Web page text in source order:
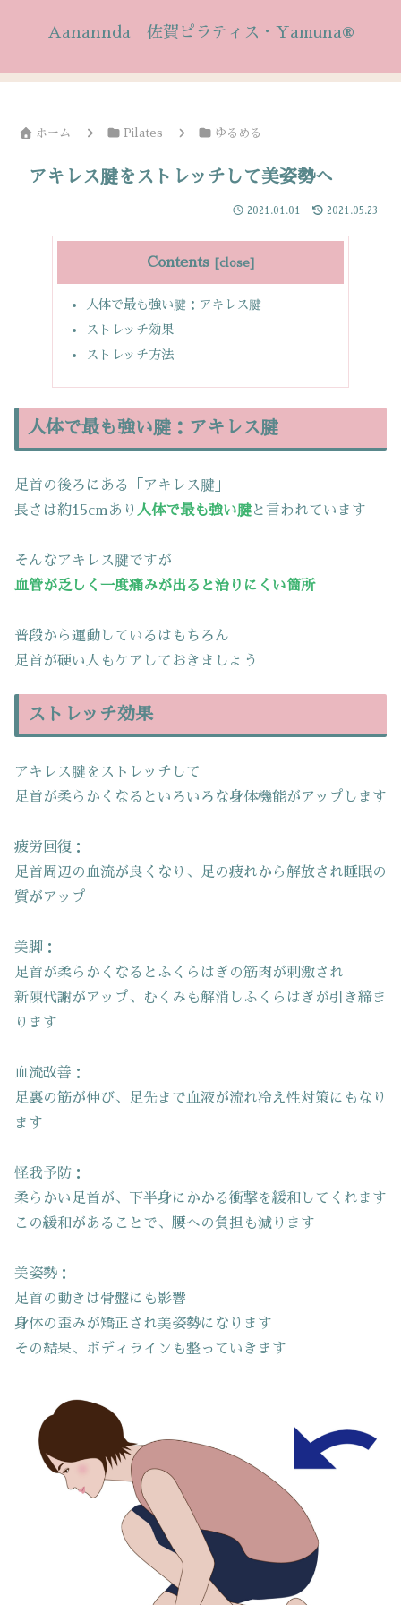
Aanannda 佐賀ピラティス・Yamuna®
ホーム Pilates ゆるめる
アキレス腱をストレッチして美姿勢へ
2021.01.01 2021.05.23
Contents
人体で最も強い腱：アキレス腱
ストレッチ効果
ストレッチ方法
人体で最も強い腱：アキレス腱
足首の後ろにある「アキレス腱」
長さは約15cmあり 人体で最も強い腱と言われています
そんなアキレス腱ですが
血管が乏しく一度痛みが出ると治りにくい箇所
普段から運動しているはもちろん
足首が硬い人もケアしておきましょう
ストレッチ効果
アキレス腱をストレッチして
足首が柔らかくなるといろいろな身体機能がアップします
疲労回復：
足首周辺の血流が良くなり、足の疲れから解放され睡眠の
質がアップ
美脚：
足首が柔らかくなるとふくらはぎの筋肉が刺激され
新陳代謝がアップ、むくみも解消しふくらはぎが引き締ま
ります
血流改善：
足裏の筋が伸び、足先まで血液が流れ冷え性対策にもなり
ます
怪我予防：
柔らかい足首が、下半身にかかる衝撃を緩和してくれます
この緩和があることで、腰への負担も減ります
美姿勢：
足首の動きは骨盤にも影響
身体の歪みが矯正され美姿勢になります
その結果、ボディラインも整っていきます